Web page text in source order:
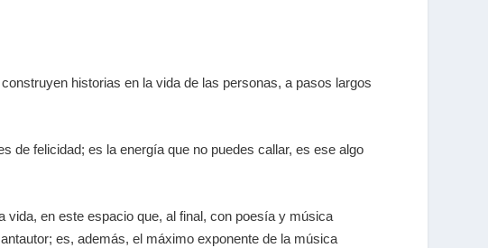
historias en la vida de las personas, a pasos largos
de felicidad; es la energía que no puedes callar, es ese algo
en este espacio que, al final, con poesía y música
es, además, el máximo exponente de la música